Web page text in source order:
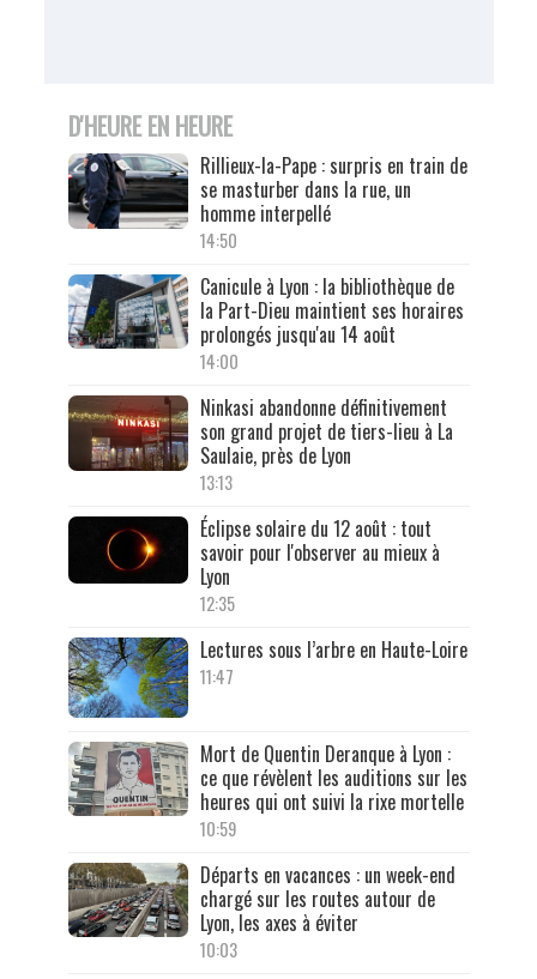
D'HEURE EN HEURE
Rillieux-la-Pape : surpris en train de
se masturber dans la rue, un
homme interpellé
14:50
Canicule à Lyon : la bibliothèque de
la Part-Dieu maintient ses horaires
prolongés jusqu'au 14 août
14:00
Ninkasi abandonne définitivement
son grand projet de tiers-lieu à La
Saulaie, près de Lyon
13:13
Éclipse solaire du 12 août : tout
savoir pour l'observer au mieux à
Lyon
12:35
Lectures sous l’arbre en Haute-Loire
11:47
Mort de Quentin Deranque à Lyon :
ce que révèlent les auditions sur les
heures qui ont suivi la rixe mortelle
10:59
Départs en vacances : un week-end
chargé sur les routes autour de
Lyon, les axes à éviter
10:03